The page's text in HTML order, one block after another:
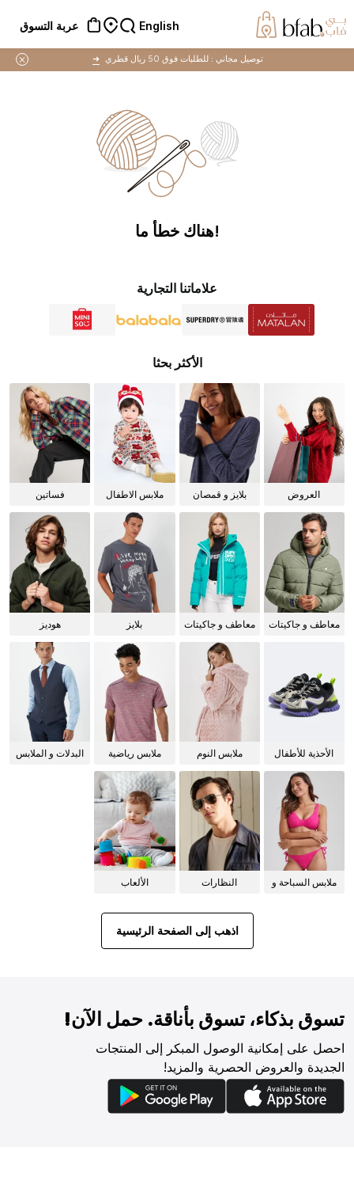
English عربة التسوق
توصيل مجاني : للطلبات فوق 50 ريال قطري ➜
!هناك خطأ ما
علاماتنا التجارية
الأكثر بحثا
العروض
بلايز و قمصان
ملابس الاطفال فساتين
معاطف و جاكيتات
معاطف و جاكيتات
بلايز هوديز
الأحذية للأطفال
ملابس النوم
ملابس رياضية
البدلات و الملابس
ملابس السباحة و
النظارات
الألعاب
اذهب إلى الصفحة الرئيسية
تسوق بذكاء، تسوق بأناقة. حمل الآن!
احصل على إمكانية الوصول المبكر إلى المنتجات
الجديدة والعروض الحصرية والمزيد!